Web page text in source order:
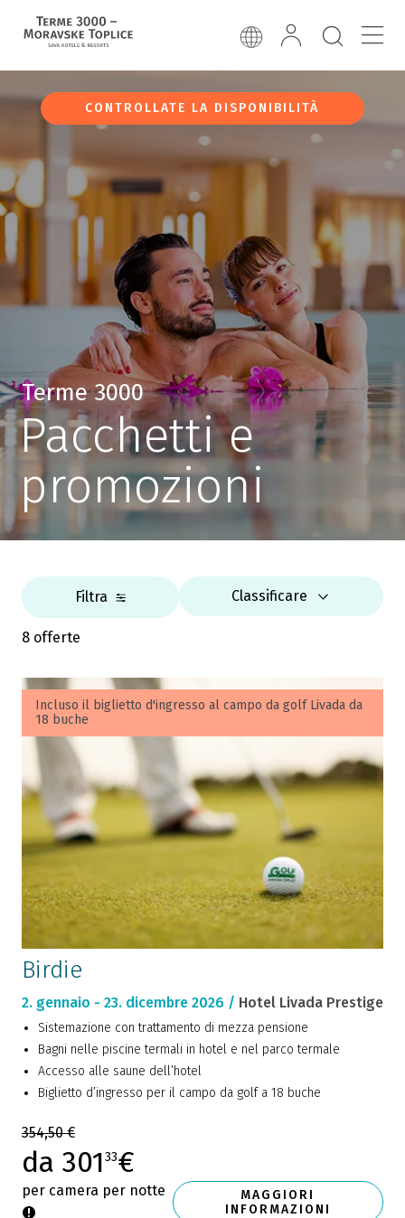
CONTROLLATE LA DISPONIBILITÀ
Terme 3000
Pacchetti e
promozioni
Filtra Classificare
8 offerte
Incluso il biglietto d'ingresso al campo da golf Livada da
18 buche
Birdie
2. gennaio - 23. dicembre 2026 / Hotel Livada Prestige
Sistemazione con trattamento di mezza pensione
Bagni nelle piscine termali in hotel e nel parco termale
Accesso alle saune dell’hotel
Biglietto d’ingresso per il campo da golf a 18 buche
354,50 €
da 30133€
per camera per notte
MAGGIORI
INFORMAZIONI